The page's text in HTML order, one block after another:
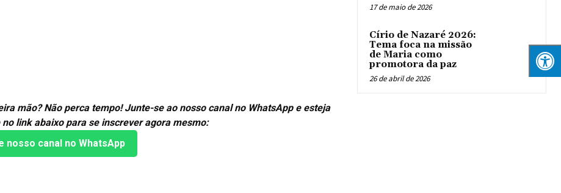
mão? Não perca tempo! Junte-se ao nosso canal no WhatsApp e esteja
link abaixo para se inscrever agora mesmo:
nosso canal no WhatsApp
17 de maio de 2026
Círio de Nazaré 2026:
Tema foca na missão
de Maria como
promotora da paz
26 de abril de 2026